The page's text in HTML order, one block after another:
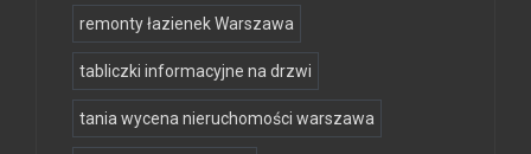
remonty łazienek Warszawa
tabliczki informacyjne na drzwi
tania wycena nieruchomości warszawa